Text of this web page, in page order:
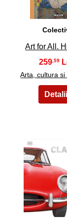
Art for All.
259,59
Arta, cultura si
15